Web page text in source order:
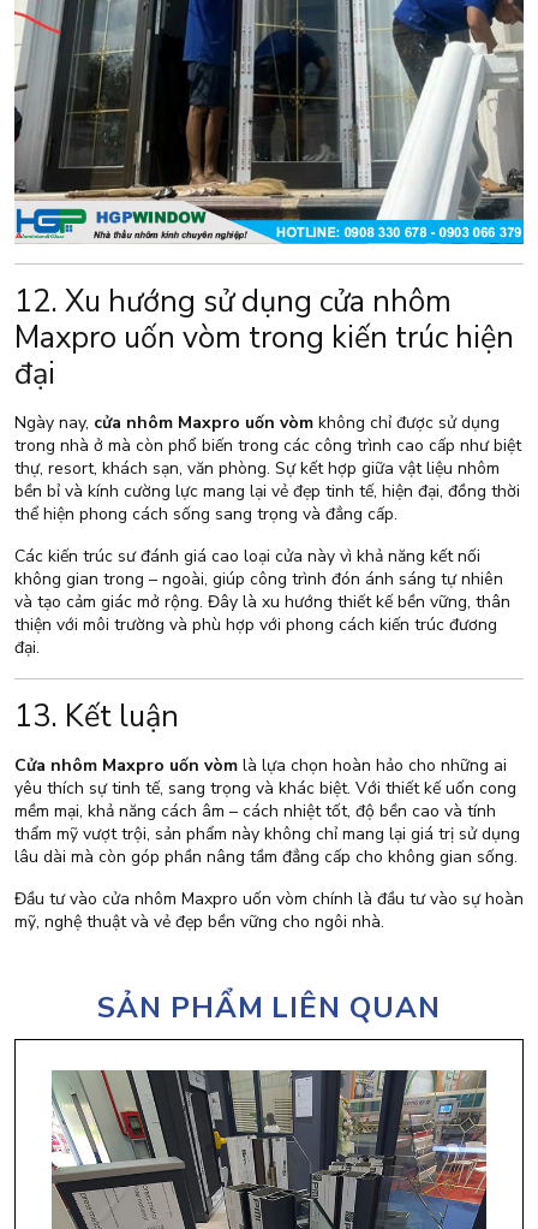
12. Xu hướng sử dụng cửa nhôm
Maxpro uốn vòm trong kiến trúc hiện
đại
Ngày nay, cửa nhôm Maxpro uốn vòm không chỉ được sử dụng
trong nhà ở mà còn phổ biến trong các công trình cao cấp như biệt
thự, resort, khách sạn, văn phòng. Sự kết hợp giữa vật liệu nhôm
bền bỉ và kính cường lực mang lại vẻ đẹp tinh tế, hiện đại, đồng thời
thể hiện phong cách sống sang trọng và đẳng cấp.
Các kiến trúc sư đánh giá cao loại cửa này vì khả năng kết nối
không gian trong – ngoài, giúp công trình đón ánh sáng tự nhiên
và tạo cảm giác mở rộng. Đây là xu hướng thiết kế bền vững, thân
thiện với môi trường và phù hợp với phong cách kiến trúc đương
đại.
13. Kết luận
Cửa nhôm Maxpro uốn vòm là lựa chọn hoàn hảo cho những ai
yêu thích sự tinh tế, sang trọng và khác biệt. Với thiết kế uốn cong
mềm mại, khả năng cách âm – cách nhiệt tốt, độ bền cao và tính
thẩm mỹ vượt trội, sản phẩm này không chỉ mang lại giá trị sử dụng
lâu dài mà còn góp phần nâng tầm đẳng cấp cho không gian sống.
Đầu tư vào cửa nhôm Maxpro uốn vòm chính là đầu tư vào sự hoàn
mỹ, nghệ thuật và vẻ đẹp bền vững cho ngôi nhà.
SẢN PHẨM LIÊN QUAN